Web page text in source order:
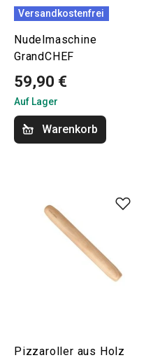
Versandkostenfrei
Nudelmaschine
GrandCHEF
59,90 €
Auf Lager
Warenkorb
Pizzaroller aus Holz